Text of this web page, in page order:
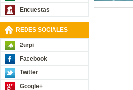
Encuestas
REDES SOCIALES
2urpi
Facebook
Twitter
Google+